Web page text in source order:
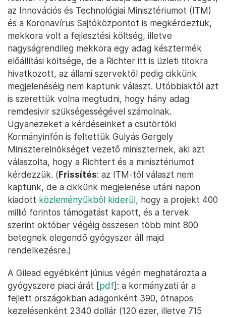
az Innovációs és Technológiai Minisztériumot (ITM)
és a Koronavírus Sajtóközpontot is megkérdeztük,
mekkora volt a fejlesztési költség, illetve
nagyságrendileg mekkora egy adag késztermék
előállítási költsége, de a Richter itt is üzleti titokra
hivatkozott, az állami szervektől pedig cikkünk
megjelenéséig nem kaptunk választ. Utóbbiaktól azt
is szerettük volna megtudni, hogy hány adag
remdesivir szükségességével számolnak.
Ugyanezeket a kérdéseinket a csütörtöki
Kormányinfón is feltettük Gulyás Gergely
Miniszterelnökséget vezető miniszternek, aki azt
válaszolta, hogy a Richtert és a minisztériumot
kérdezzük. (Frissítés: az ITM-től választ nem
kaptunk, de a cikkünk megjelenése utáni napon
kiadott közleményükből kiderül, hogy a projekt 400
millió forintos támogatást kapott, és a tervek
szerint október végéig összesen több mint 800
betegnek elegendő gyógyszer áll majd
rendelkezésre.)
A Gilead egyébként június végén meghatározta a
gyógyszere piaci árát [pdf]: a kormányzati ár a
fejlett országokban adagonként 390, ötnapos
kezelésenként 2340 dollár (120 ezer, illetve 715